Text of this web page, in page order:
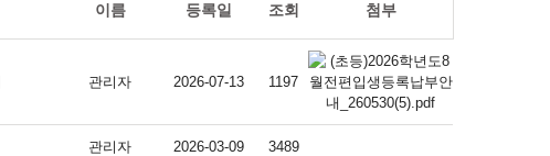
이름 등록일 조회 첨부
관리자 2026-07-13 1197
관리자 2026-03-09 3489